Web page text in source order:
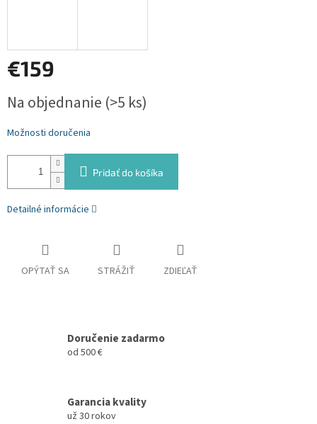
€159
cena:
Na objednanie (>5 ks)
Možnosti doručenia
Pridať do košíka
Detailné informácie
OPÝTAŤ SA STRÁŽIŤ ZDIEĽAŤ
Doručenie zadarmo
od 500 €
Garancia kvality
už 30 rokov